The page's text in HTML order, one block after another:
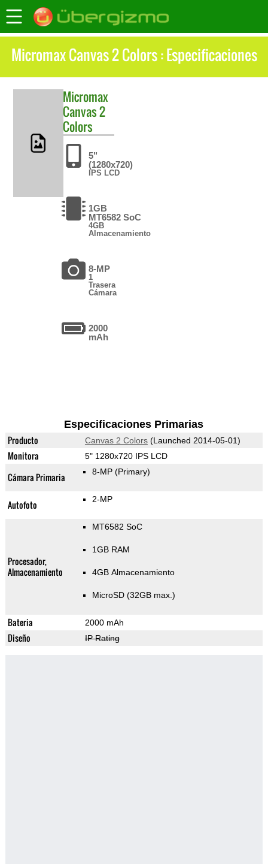
Micromax Canvas 2 Colors : Especificaciones
Micromax
Canvas 2
Colors
5"
(1280x720)
IPS LCD
1GB
MT6582 SoC
4GB
Almacenamiento
8-MP
1
Trasera
Cámara
2000
mAh
Especificaciones Primarias
Producto Canvas 2 Colors(Launched 2014-05-01)
Monitora 5" 1280x720 IPS LCD
Cámara Primaria 8-MP (Primary)
Autofoto 2-MP
Procesador,
Almacenamiento
MT6582 SoC
1GB RAM
4GB Almacenamiento
MicroSD (32GB max.)
Bateria 2000 mAh
Diseño IP Rating